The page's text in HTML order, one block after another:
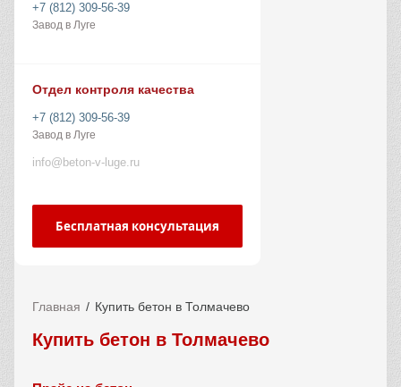
+7 (812) 309-56-39
Завод в Луге
Отдел контроля качества
+7 (812) 309-56-39
Завод в Луге
info@beton-v-luge.ru
Бесплатная консультация
Главная Купить бетон в Толмачево
Купить бетон в Толмачево